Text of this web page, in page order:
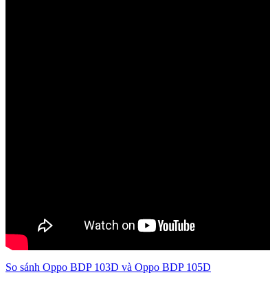
So sánh Oppo BDP 103D và Oppo BDP 105D